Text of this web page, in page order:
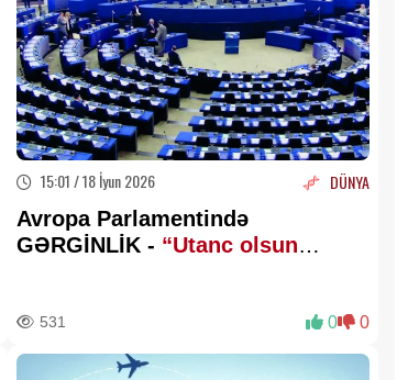
15:01 / 18 İyun 2026 DÜNYA
Avropa Parlamentində
GƏRGİNLİK - “Utanc olsun
531 0 0